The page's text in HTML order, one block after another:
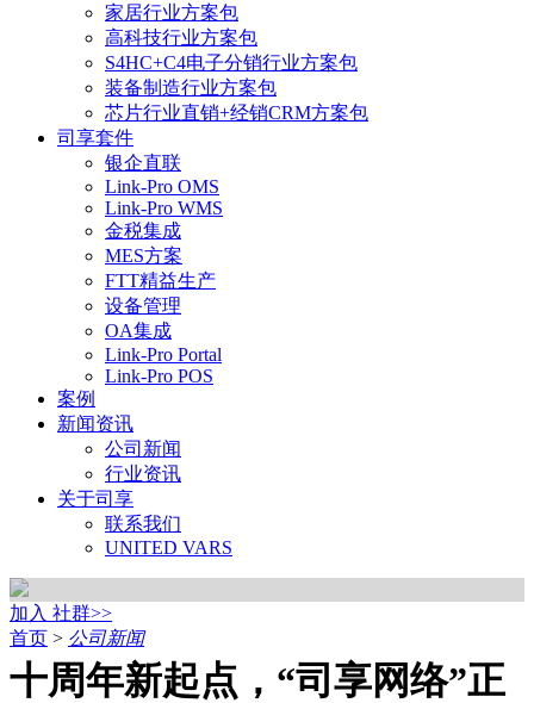
家居行业方案包
高科技行业方案包
S4HC+C4电子分销行业方案包
装备制造行业方案包
芯片行业直销+经销CRM方案包
司享套件
银企直联
Link-Pro OMS
Link-Pro WMS
金税集成
MES方案
FTT精益生产
设备管理
OA集成
Link-Pro Portal
Link-Pro POS
案例
新闻资讯
公司新闻
行业资讯
关于司享
联系我们
UNITED VARS
加入 社群>>
首页 > 公司新闻
十周年新起点，“司享网络”正